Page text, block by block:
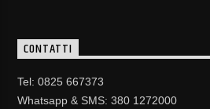
CONTATTI
Tel: 0825 667373
Whatsapp & SMS: 380 1272000